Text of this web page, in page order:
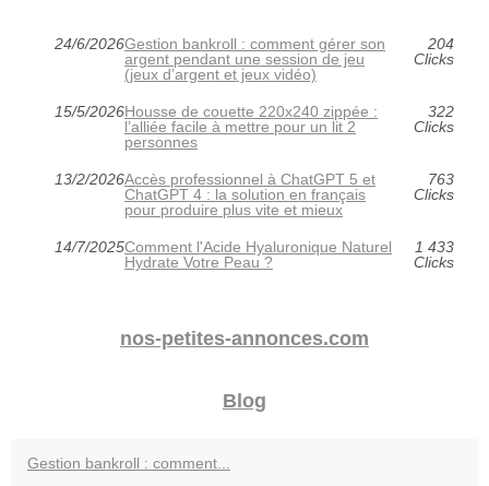
24/6/2026Gestion bankroll : comment gérer son
argent pendant une session de jeu
(jeux d’argent et jeux vidéo)
204
Clicks
15/5/2026Housse de couette 220x240 zippée :
l’alliée facile à mettre pour un lit 2
personnes
322
Clicks
13/2/2026Accès professionnel à ChatGPT 5 et
ChatGPT 4 : la solution en français
pour produire plus vite et mieux
763
Clicks
14/7/2025Comment l'Acide Hyaluronique Naturel
Hydrate Votre Peau ?
1 433
Clicks
nos-petites-annonces.com
Blog
Gestion bankroll : comment...